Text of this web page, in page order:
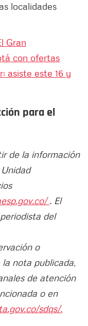
localidades
Gran
con ofertas
asiste este 16 y
para el
de la información
. El
del
o
nota publicada,
de atención
o en
sdqs/.